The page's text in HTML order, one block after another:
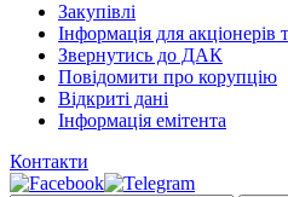
Закупівлі
Інформація для акціонерів
Звернутись до ДАК
Повідомити про корупцію
Відкриті дані
Інформація емітента
Контакти